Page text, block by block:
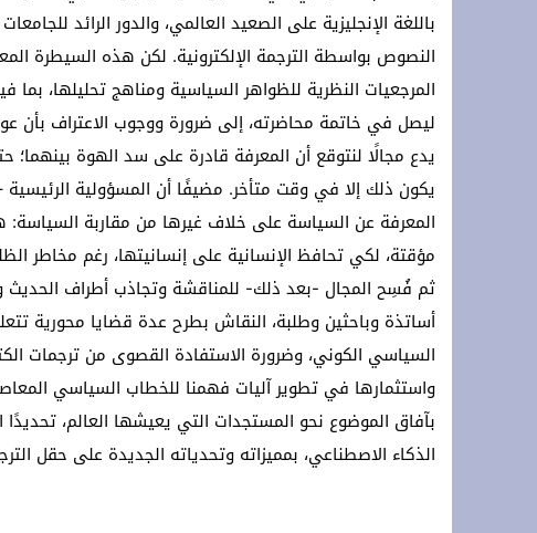
باللغة الإنجليزية على الصعيد العالمي، والدور الرائد
النصوص بواسطة الترجمة الإلكترونية. لكن هذه السيطرة
المرجعيات النظرية للظواهر السياسية ومناهج تحليلها،
ليصل في خاتمة محاضرته، إلى ضرورة ووجوب الاعتراف بأن
يدع مجالًا لنتوقع أن المعرفة قادرة على سد الهوة
يكون ذلك إلا في وقت متأخر. مضيفًا أن المسؤولية
المعرفة عن السياسة على خلاف غيرها من مقاربة
مؤقتة، لكي تحافظ الإنسانية على إنسانيتها، رغم مخاطر
ثم فُسِح المجال -بعد ذلك- للمناقشة وتجاذب أطراف الحديث
أساتذة وباحثين وطلبة، النقاش بطرح عدة قضايا محورية
السياسي الكوني، وضرورة الاستفادة القصوى من ترجمات
واستثمارها في تطوير آليات فهمنا للخطاب السياسي
بآفاق الموضوع نحو المستجدات التي يعيشها العالم، تحديدًا
الذكاء الاصطناعي، بمميزاته وتحدياته الجديدة على حقل